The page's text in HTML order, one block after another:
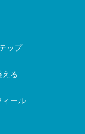
ップ
える
ィール